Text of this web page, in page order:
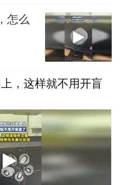
怎么
，这样就不用开盲